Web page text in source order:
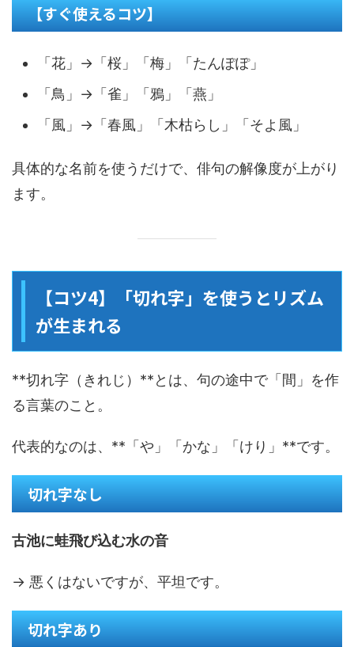
【すぐ使えるコツ】
「花」→「桜」「梅」「たんぽぽ」
「鳥」→「雀」「鴉」「燕」
「風」→「春風」「木枯らし」「そよ風」
具体的な名前を使うだけで、俳句の解像度が上がり
ます。
【コツ4】「切れ字」を使うとリズム
が生まれる
**切れ字（きれじ）**とは、句の途中で「間」を作
る言葉のこと。
代表的なのは、**「や」「かな」「けり」**です。
切れ字なし
古池に蛙飛び込む水の音
→ 悪くはないですが、平坦です。
切れ字あり